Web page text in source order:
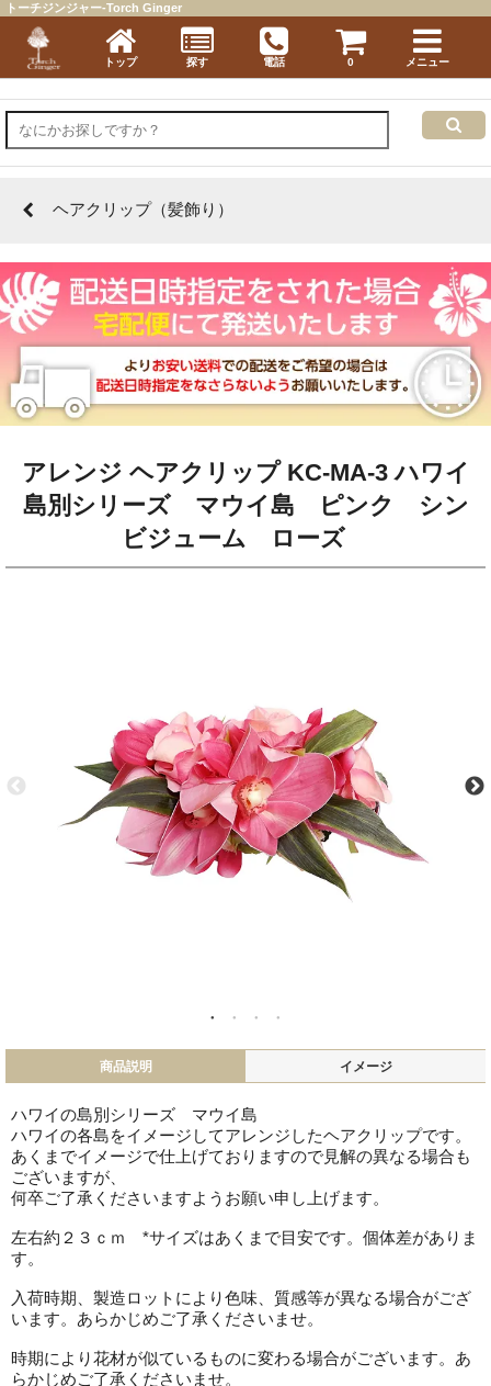
ヘアクリップ（髪飾り）
アレンジ ヘアクリップ KC-MA-3 ハワイ
島別シリーズ マウイ島 ピンク シン
ビジューム ローズ
商品説明 イメージ
ハワイの島別シリーズ マウイ島
ハワイの各島をイメージしてアレンジしたヘアクリップです。
あくまでイメージで仕上げておりますので見解の異なる場合も
ございますが、
何卒ご了承くださいますようお願い申し上げます。
左右約２３ｃｍ *サイズはあくまで目安です。個体差がありま
す。
入荷時期、製造ロットにより色味、質感等が異なる場合がござ
います。あらかじめご了承くださいませ。
時期により花材が似ているものに変わる場合がございます。あ
らかじめご了承くださいませ。
トーチジンジャー-Torch Ginger
トップ 探す 電話 0 メニュー